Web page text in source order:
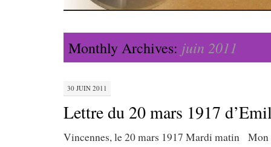
Monthly Archives: juin 2011
30 JUIN 2011
Lettre du 20 mars 1917
Vincennes, le 20 mars 1917 Mardi matin Mon